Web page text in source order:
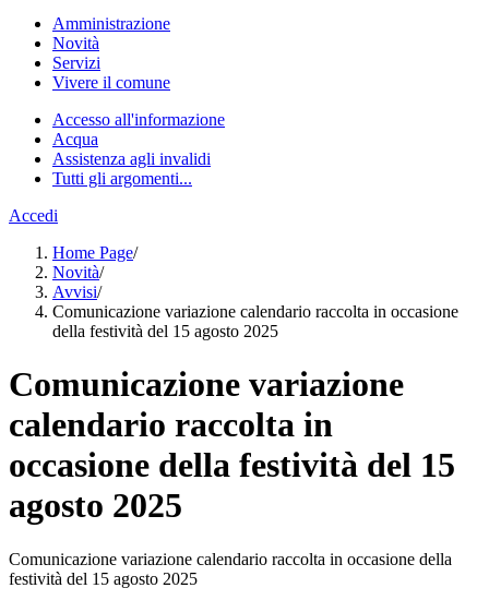
Amministrazione
Novità
Servizi
Vivere il comune
Accesso all'informazione
Acqua
Assistenza agli invalidi
Tutti gli argomenti...
Accedi
Home Page/
Novità/
Avvisi/
Comunicazione variazione calendario raccolta in occasione
della festività del 15 agosto 2025
Comunicazione variazione
calendario raccolta in
occasione della festività del 15
agosto 2025
Comunicazione variazione calendario raccolta in occasione della
festività del 15 agosto 2025